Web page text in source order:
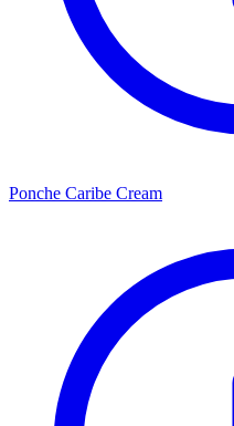
Ponche Caribe Cream